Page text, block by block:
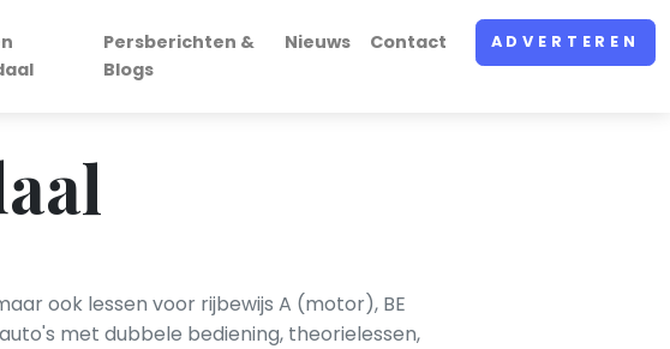
Persberichten &
Blogs
Nieuws Contact ADVERTEREN
ook lessen voor rijbewijs A (motor), BE
met dubbele bediening, theorielessen,